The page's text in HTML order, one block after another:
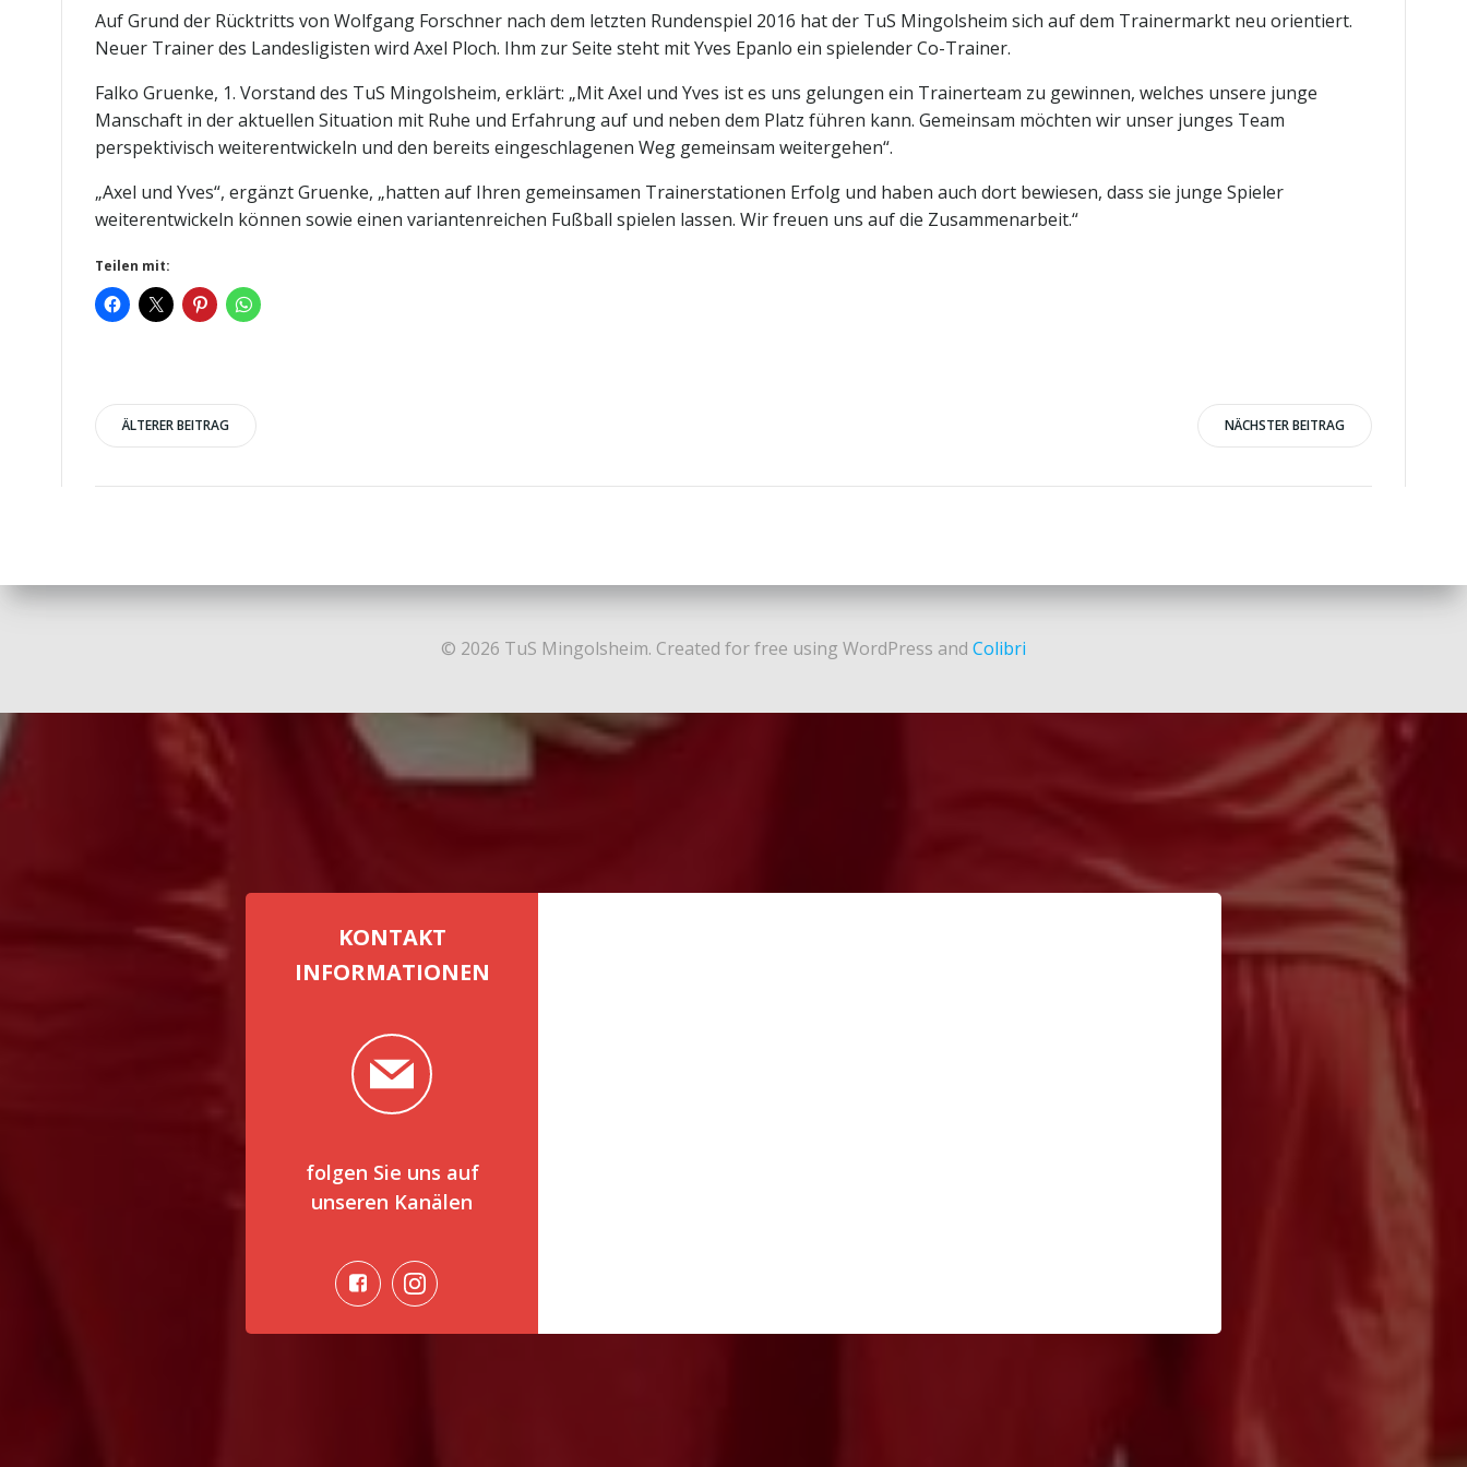
Auf Grund der Rücktritts von Wolfgang Forschner nach dem letzten Rundenspiel 2016 hat der TuS Mingolsheim sich auf dem Trainermarkt neu orientiert.
Neuer Trainer des Landesligisten wird Axel Ploch. Ihm zur Seite steht mit Yves Epanlo ein spielender Co-Trainer.
Falko Gruenke, 1. Vorstand des TuS Mingolsheim, erklärt: „Mit Axel und Yves ist es uns gelungen ein Trainerteam zu gewinnen, welches unsere junge
Manschaft in der aktuellen Situation mit Ruhe und Erfahrung auf und neben dem Platz führen kann. Gemeinsam möchten wir unser junges Team
perspektivisch weiterentwickeln und den bereits eingeschlagenen Weg gemeinsam weitergehen“.
„Axel und Yves“, ergänzt Gruenke, „hatten auf Ihren gemeinsamen Trainerstationen Erfolg und haben auch dort bewiesen, dass sie junge Spieler
weiterentwickeln können sowie einen variantenreichen Fußball spielen lassen. Wir freuen uns auf die Zusammenarbeit.“
Teilen mit:
Post
navigation
ÄLTERER BEITRAG
navigation
NÄCHSTER BEITRAG
© 2026 TuS Mingolsheim. Created for free using WordPress and Colibri
KONTAKT
INFORMATIONEN
folgen Sie uns auf
unseren Kanälen